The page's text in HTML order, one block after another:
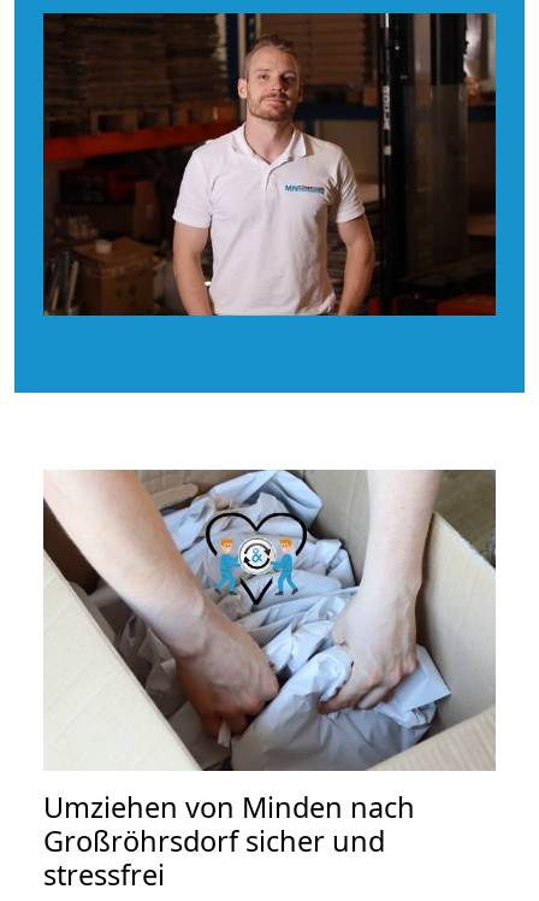
Umziehen von Minden nach
Großröhrsdorfsicher und
stressfrei